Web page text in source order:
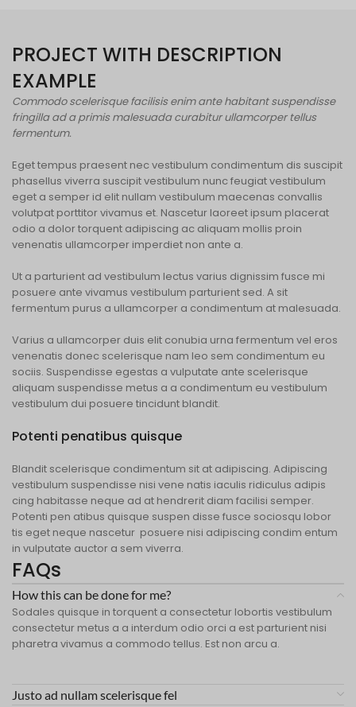
PROJECT WITH DESCRIPTION
EXAMPLE
Commodo scelerisque facilisis enim ante habitant suspendisse
fringilla ad a primis malesuada curabitur ullamcorper tellus
fermentum.
Eget tempus praesent nec vestibulum condimentum dis suscipit
phasellus viverra suscipit vestibulum nunc feugiat vestibulum
eget a semper id elit nullam vestibulum maecenas convallis
volutpat porttitor vivamus et. Nascetur laoreet ipsum placerat
odio a dolor torquent adipiscing ac aliquam mollis proin
venenatis ullamcorper imperdiet non ante a.
Ut a parturient ad vestibulum lectus varius dignissim fusce mi
posuere ante vivamus vestibulum parturient sed. A sit
fermentum purus a ullamcorper a condimentum at malesuada.
Varius a ullamcorper duis elit conubia urna fermentum vel eros
venenatis donec scelerisque nam leo sem condimentum eu
sociis. Suspendisse egestas a vulputate ante scelerisque
aliquam suspendisse metus a a condimentum eu vestibulum
vestibulum dui posuere tincidunt blandit.
Potenti penatibus quisque
Blandit scelerisque condimentum sit at adipiscing. Adipiscing
vestibulum suspendisse nisi vene natis iaculis ridiculus adipis
cing habitasse neque ad at hendrerit diam facilisi semper.
Potenti pen atibus quisque suspen disse fusce sociosqu lobor
tis eget neque nascetur posuere nisi adipiscing condim entum
in vulputate auctor a sem viverra.
FAQs
How this can be done for me?
Sodales quisque in torquent a consectetur lobortis vestibulum
consectetur metus a a interdum odio orci a est parturient nisi
pharetra vivamus a commodo tellus. Est non arcu a.
Justo ad nullam scelerisque fel